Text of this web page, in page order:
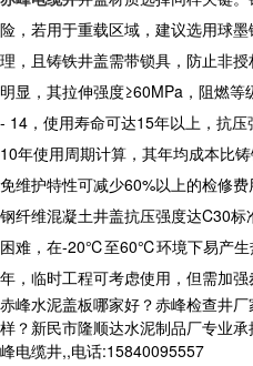
险，若用于重载区域，建议选用球
理，且铸铁井盖需带锁具，防止非
明显，其拉伸强度≥60MPa，阻燃
- 14，使用寿命可达15年以上，抗
10年使用周期计算，其年均成本比
免维护特性可减少60%以上的检修费
钢纤维混凝土井盖抗压强度达C30
困难，在-20℃至60℃环境下易产生
年，临时工程可考虑使用，但需加强
赤峰水泥盖板哪家好？赤峰检查井
样？新民市隆顺达水泥制品厂专业
峰电缆井,,电话:15840095557